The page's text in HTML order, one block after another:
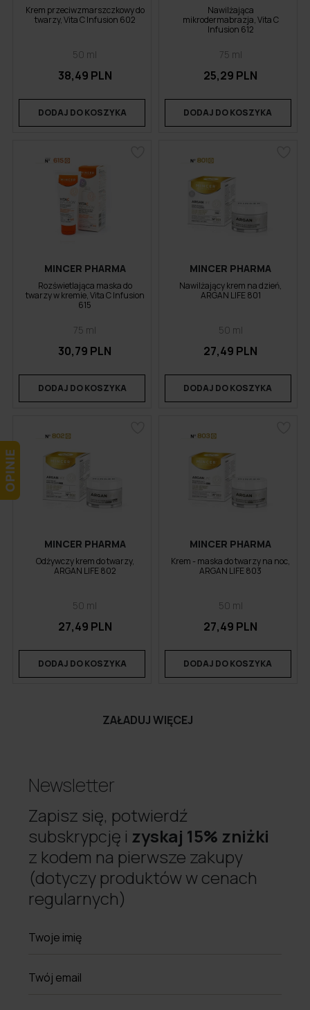
Krem przeciwzmarszczkowy do
twarzy, Vita C Infusion 602
50 ml
38,49 PLN
DODAJ DO KOSZYKA
Nawilżająca
mikrodermabrazja, Vita C
Infusion 612
75 ml
25,29 PLN
DODAJ DO KOSZYKA
MINCER PHARMA
Rozświetlająca maska do
twarzy w kremie, Vita C Infusion
615
75 ml
30,79 PLN
DODAJ DO KOSZYKA
MINCER PHARMA
Nawilżający krem na dzień,
ARGAN LIFE 801
50 ml
27,49 PLN
DODAJ DO KOSZYKA
MINCER PHARMA
Odżywczy krem do twarzy,
ARGAN LIFE 802
50 ml
27,49 PLN
DODAJ DO KOSZYKA
MINCER PHARMA
Krem - maska do twarzy na noc,
ARGAN LIFE 803
50 ml
27,49 PLN
DODAJ DO KOSZYKA
ZAŁADUJ WIĘCEJ
Newsletter
Zapisz się, potwierdź
subskrypcję i zyskaj 15% zniżki
z kodem na pierwsze zakupy
(dotyczy produktów w cenach
regularnych)